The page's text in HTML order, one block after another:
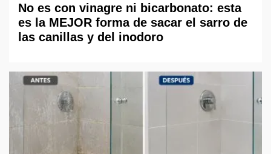
No es con vinagre ni bicarbonato: esta
es la MEJOR forma de sacar el sarro de
las canillas y del inodoro